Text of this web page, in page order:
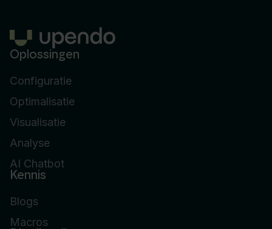
Oplossingen
Configuratie
Optimalisatie
Visualisatie
Analyse
AI Chatbot
Kennis
Blogs
Macros